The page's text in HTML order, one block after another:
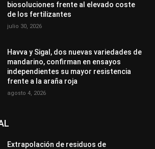
biosoluciones frente al elevado coste
de los fertilizantes
julio 30, 2026
Havva y Sigal, dos nuevas variedades de
mandarino, confirman en ensayos
independientes su mayor resistencia
frente a la araña roja
agosto 4, 2026
Extrapolación de residuos de